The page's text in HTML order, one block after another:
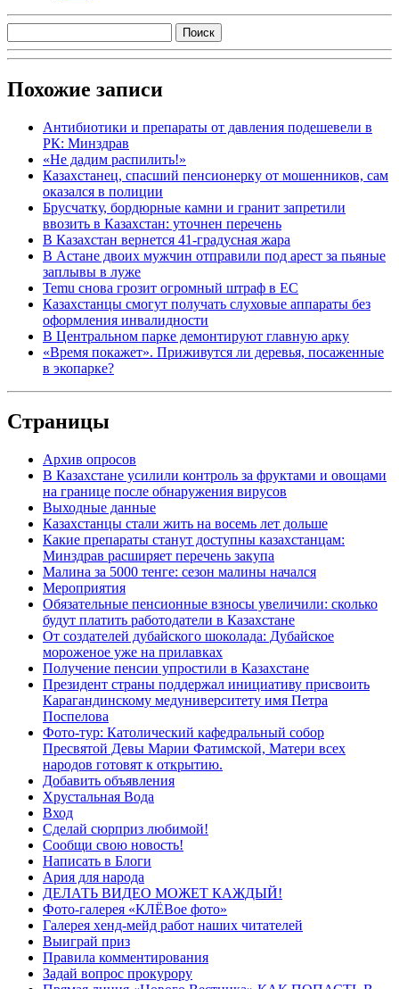
Похожие записи
Антибиотики и препараты от давления подешевели в
РК: Минздрав
«Не дадим распилить!»
Казахстанец, спасший пенсионерку от мошенников, сам
оказался в полиции
Брусчатку, бордюрные камни и гранит запретили
ввозить в Казахстан: уточнен перечень
В Казахстан вернется 41-градусная жара
В Астане двоих мужчин отправили под арест за пьяные
заплывы в луже
Temu снова грозит огромный штраф в ЕС
Казахстанцы смогут получать слуховые аппараты без
оформления инвалидности
В Центральном парке демонтируют главную арку
«Время покажет». Приживутся ли деревья, посаженные
в экопарке?
Страницы
Архив опросов
В Казахстане усилили контроль за фруктами и овощами
на границе после обнаружения вирусов
Выходные данные
Казахстанцы стали жить на восемь лет дольше
Какие препараты станут доступны казахстанцам:
Минздрав расширяет перечень закупа
Малина за 5000 тенге: сезон малины начался
Мероприятия
Обязательные пенсионные взносы увеличили: сколько
будут платить работодатели в Казахстане
От создателей дубайского шоколада: Дубайское
мороженое уже на прилавках
Получение пенсии упростили в Казахстане
Президент страны поддержал инициативу присвоить
Карагандинскому медуниверситету имя Петра
Поспелова
Фото-тур: Католический кафедральный собор
Пресвятой Девы Марии Фатимской, Матери всех
народов готовят к открытию.
Добавить объявления
Хрустальная Вода
Вход
Сделай сюрприз любимой!
Сообщи свою новость!
Написать в Блоги
Ария для народа
ДЕЛАТЬ ВИДЕО МОЖЕТ КАЖДЫЙ!
Фото-галерея «КЛЁВое фото»
Галерея хенд-мейд работ наших читателей
Выиграй приз
Правила комментирования
Задай вопрос прокурору